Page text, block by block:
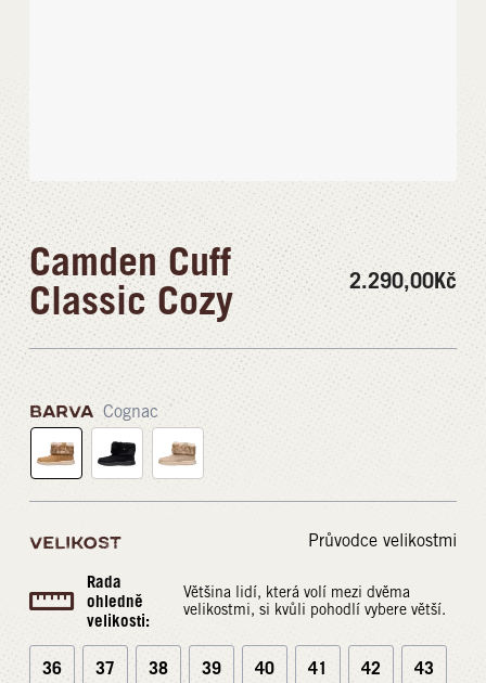
Camden Cuff
Classic Cozy
2.290,00Kč
BARVA Cognac
VELIKOST Průvodce velikostmi
Rada
ohledně
velikosti:
Většina lidí, která volí mezi dvěma
velikostmi, si kvůli pohodlí vybere větší.
36 37 38 39 40 41 42 43